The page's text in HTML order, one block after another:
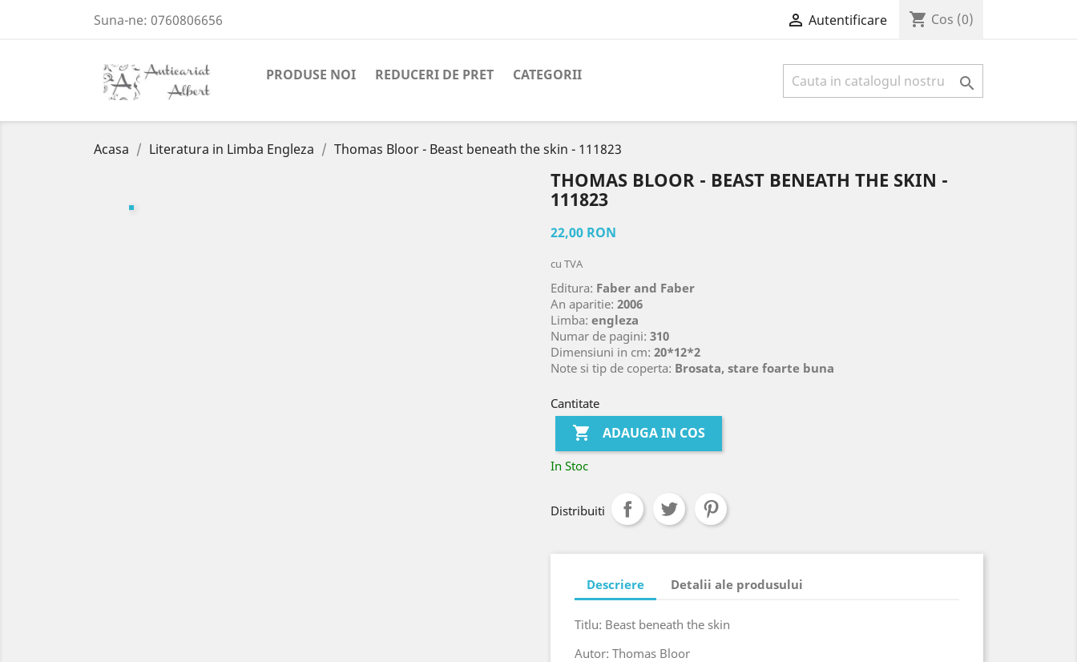
Suna-ne: 0760806656  Autentificare shopping_cart Cos (0)
PRODUSE NOI REDUCERI DE PRET CATEGORII 
Acasa Literatura in Limba Engleza Thomas Bloor - Beast beneath the skin - 111823
THOMAS BLOOR - BEAST BENEATH THE SKIN -
111823
22,00 RON
cu TVA
Editura: Faber and Faber
An aparitie: 2006
Limba: engleza
Numar de pagini: 310
Dimensiuni in cm: 20*12*2
Note si tip de coperta: Brosata, stare foarte buna
Cantitate
 ADAUGA IN COS
In Stoc
Distribuiti
Descriere Detalii ale produsului
Titlu: Beast beneath the skin
Autor: Thomas Bloor